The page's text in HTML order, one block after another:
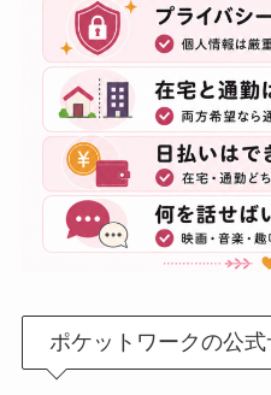
ポケットワークの公